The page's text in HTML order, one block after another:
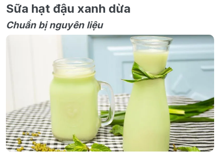
Sữa hạt đậu xanh dừa
Chuẩn bị nguyên liệu